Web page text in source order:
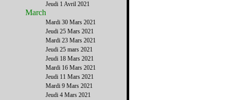
Jeudi 1 Avril 2021
March
Mardi 30 Mars 2021
Jeudi 25 Mars 2021
Mardi 23 Mars 2021
Jeudi 25 mars 2021
Jeudi 18 Mars 2021
Mardi 16 Mars 2021
Jeudi 11 Mars 2021
Mardi 9 Mars 2021
Jeudi 4 Mars 2021